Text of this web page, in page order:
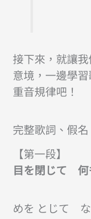
接下來，就讓
意境，一邊學
重音規律吧！
完整歌詞、假
【第一段】
目を閉じて 何
めを とじて